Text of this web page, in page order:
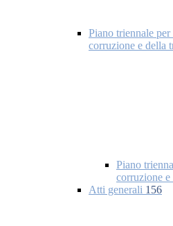
Piano triennale
corruzione e della
Piano
corruzione
Atti generali 156